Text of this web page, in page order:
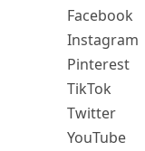
Facebook
Instagram
Pinterest
TikTok
Twitter
YouTube